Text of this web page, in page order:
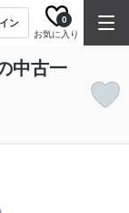
ン
お気に入り
0
中古一